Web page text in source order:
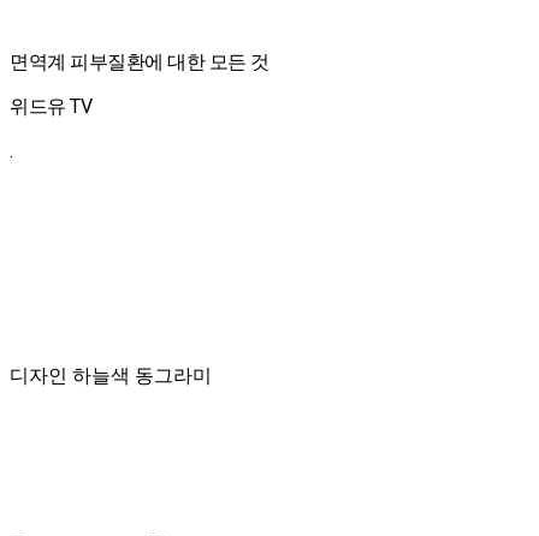
면역계 피부질환에 대한 모든 것
위드유 TV
.
디자인 하늘색 동그라미